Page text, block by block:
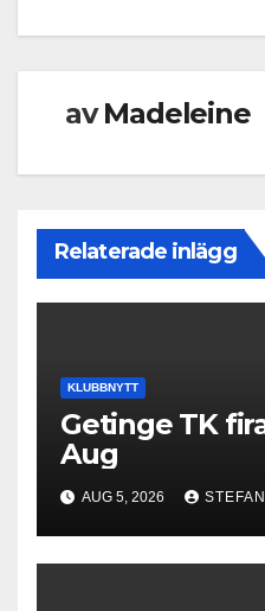
avMadeleine
Relaterade inlägg
KLUBBNYTT
Getinge TK
Aug
AUG 5, 2026